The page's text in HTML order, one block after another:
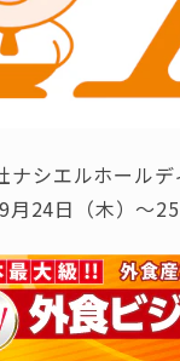
ナシエルホール
月24日（木）～